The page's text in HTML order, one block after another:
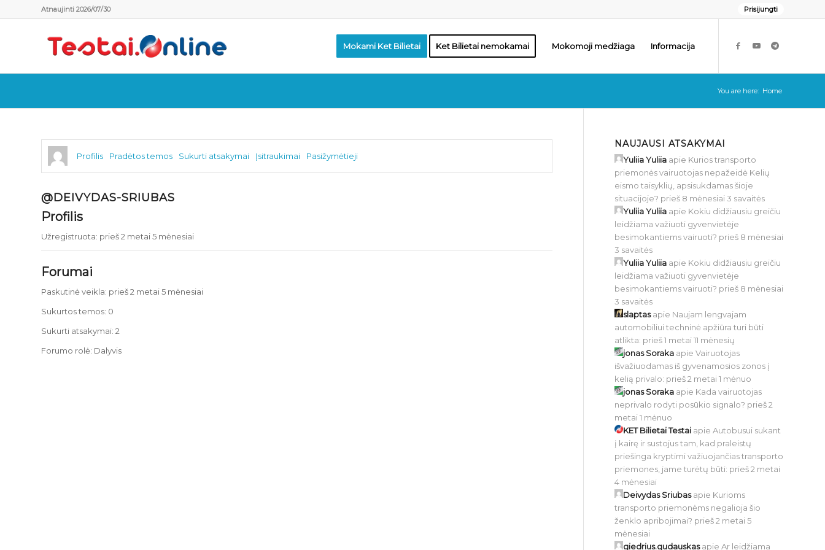
Prisijungti
Atnaujinti 2026/07/30
Mokami Ket Bilietai Ket Bilietai nemokamai Mokomoji medžiaga Informacija
You are here: Home
Profilis Pradėtos temos Sukurti atsakymai Įsitraukimai Pasižymėtieji
@DEIVYDAS-SRIUBAS
Profilis
Užregistruota: prieš 2 metai 5 mėnesiai
Forumai
Paskutinė veikla: prieš 2 metai 5 mėnesiai
Sukurtos temos: 0
Sukurti atsakymai: 2
Forumo rolė: Dalyvis
NAUJAUSI ATSAKYMAI
Yuliia Yuliia apie Kurios transporto
priemonės vairuotojas nepažeidė Kelių
eismo taisyklių, apsisukdamas šioje
situacijoje? prieš 8 mėnesiai 3 savaitės
Yuliia Yuliia apie Kokiu didžiausiu greičiu
leidžiama važiuoti gyvenvietėje
besimokantiems vairuoti? prieš 8 mėnesiai
3 savaitės
Yuliia Yuliia apie Kokiu didžiausiu greičiu
leidžiama važiuoti gyvenvietėje
besimokantiems vairuoti? prieš 8 mėnesiai
3 savaitės
slaptasapie Naujam lengvajam
automobiliui techninė apžiūra turi būti
atlikta: prieš 1 metai 11 mėnesių
jonas Soraka apieVairuotojas
išvažiuodamas iš gyvenamosios zonos į
kelią privalo: prieš 2 metai 1 mėnuo
jonas Soraka apie Kada vairuotojas
neprivalo rodyti posūkio signalo? prieš 2
metai 1 mėnuo
KET Bilietai Testai apieAutobusui sukant
į kairę ir sustojus tam, kad praleistų
priešinga kryptimi važiuojančias transporto
priemones, jame turėtų būti: prieš 2 metai
4 mėnesiai
Deivydas Sriubasapie Kurioms
transporto priemonėms negalioja šio
ženklo apribojimai? prieš 2 metai 5
mėnesiai
giedrius.gudauskasapieAr leidžiama